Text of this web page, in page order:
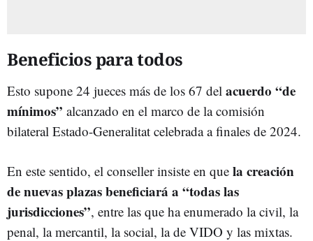
Beneficios para todos
Esto supone 24 jueces más de los 67 del acuerdo “de
mínimos” alcanzado en el marco de la comisión
bilateral Estado-Generalitat celebrada a finales de 2024.
En este sentido, el conseller insiste en que la creación
de nuevas plazas beneficiará a “todas las
jurisdicciones”, entre las que ha enumerado la civil, la
penal, la mercantil, la social, la de VIDO y las mixtas.